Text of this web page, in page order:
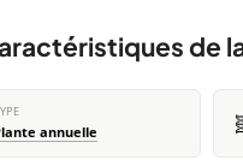
de
annuelle